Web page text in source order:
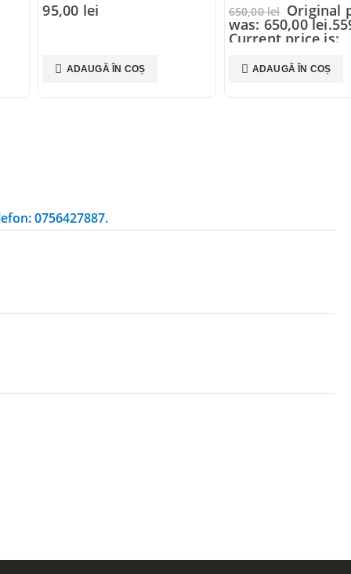
95,00 lei
ADAUGĂ ÎN COȘ
650,00lei Original
was: 650,00 lei.
Current price is:
ADAUGĂ ÎN COȘ
0756427887.